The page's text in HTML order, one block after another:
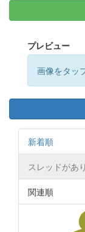
プレビュー
画像をタッ
新着順
スレッドがあ
関連順